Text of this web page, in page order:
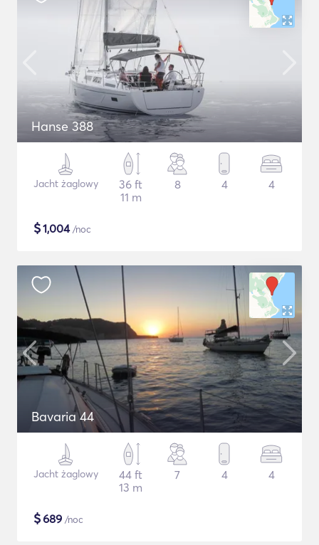
Hanse 388
Jacht żaglowy
36 ft
11 m
8 4 4
$1,004/noc
Bavaria 44
Jacht żaglowy
44 ft
13 m
7 4 4
$689 /noc